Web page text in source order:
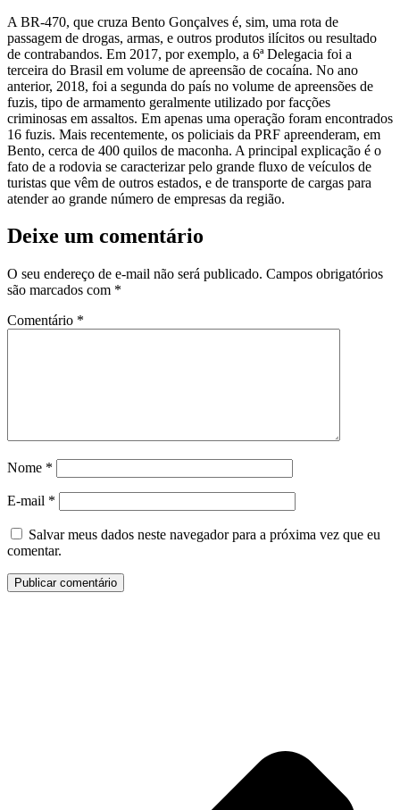
A BR-470, que cruza Bento Gonçalves é, sim, uma rota de
passagem de drogas, armas, e outros produtos ilícitos ou resultado
de contrabandos. Em 2017, por exemplo, a 6ª Delegacia foi a
terceira do Brasil em volume de apreensão de cocaína. No ano
anterior, 2018, foi a segunda do país no volume de apreensões de
fuzis, tipo de armamento geralmente utilizado por facções
criminosas em assaltos. Em apenas uma operação foram encontrados
16 fuzis. Mais recentemente, os policiais da PRF apreenderam, em
Bento, cerca de 400 quilos de maconha. A principal explicação é o
fato de a rodovia se caracterizar pelo grande fluxo de veículos de
turistas que vêm de outros estados, e de transporte de cargas para
atender ao grande número de empresas da região.
Deixe um comentário
O seu endereço de e-mail não será publicado. Campos obrigatórios
são marcados com *
Comentário *
Nome *
E-mail *
Salvar meus dados neste navegador para a próxima vez que eu
comentar.